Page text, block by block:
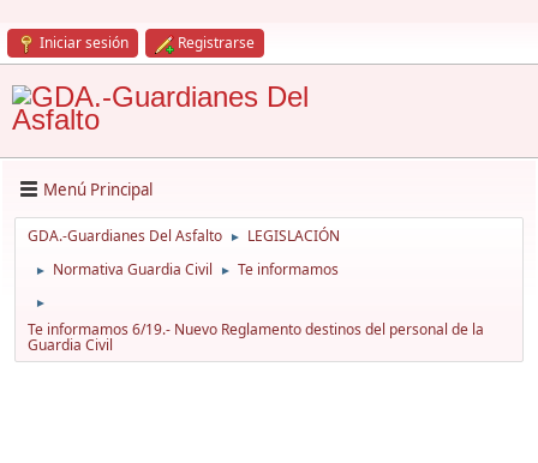
Iniciar sesión Registrarse
Menú Principal
GDA.-Guardianes Del Asfalto ► LEGISLACIÓN
► Normativa Guardia Civil ► Te informamos
►
Te informamos 6/19.- Nuevo Reglamento destinos del personal de la
Guardia Civil